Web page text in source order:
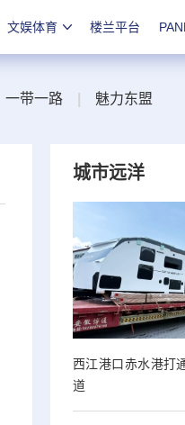
文娱体育 楼兰平台
一带一路 魅力东盟
城市远洋
西江港口赤水港打
道